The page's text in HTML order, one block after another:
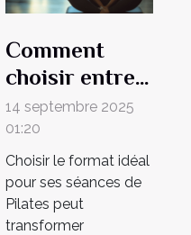
Comment
choisir entre
cours de
Pilates solo,
duo ou en
groupe ?
14 septembre 2025
01:20
Choisir le format idéal
pour ses séances de
Pilates peut
transformer